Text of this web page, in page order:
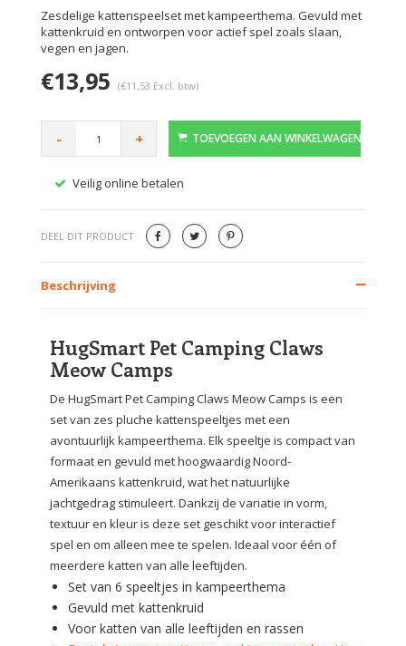
Zesdelige kattenspeelset met kampeerthema. Gevuld met
kattenkruid en ontworpen voor actief spel zoals slaan,
vegen en jagen.
€13,95 (€11,53 Excl. btw)
- + TOEVOEGEN AAN WINKELWAGEN
Veilig online betalen
DEEL DIT PRODUCT
Beschrijving
HugSmart Pet Camping Claws
Meow Camps
De HugSmart Pet Camping Claws Meow Camps is een
set van zes pluche kattenspeeltjes met een
avontuurlijk kampeerthema. Elk speeltje is compact van
formaat en gevuld met hoogwaardig Noord-
Amerikaans kattenkruid, wat het natuurlijke
jachtgedrag stimuleert. Dankzij de variatie in vorm,
textuur en kleur is deze set geschikt voor interactief
spel en om alleen mee te spelen. Ideaal voor één of
meerdere katten van alle leeftijden.
Set van 6 speeltjes in kampeerthema
Gevuld met kattenkruid
Voor katten van alle leeftijden en rassen